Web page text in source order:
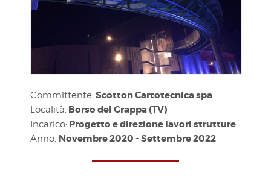
Committente: Scotton Cartotecnica spa
Località: Borso del Grappa (TV)
Incarico: Progetto e direzione lavori strutture
Anno: Novembre 2020 - Settembre 2022